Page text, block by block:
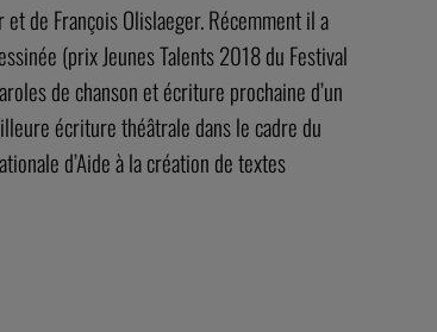
de François Olislaeger. Récemment il a
(prix Jeunes Talents 2018 du Festival
de chanson et écriture prochaine d’un
écriture théâtrale dans le cadre du
d’Aide à la création de textes